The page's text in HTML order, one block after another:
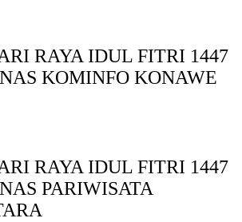
RAYA IDUL FITRI 1447
KOMINFO KONAWE
RAYA IDUL FITRI 1447
PARIWISATA